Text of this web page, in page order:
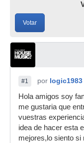
Votar
#1 por logic1983
Hola amigos soy
me gustaria que
vuestras
idea de hacer esta
mejores,lo siento si